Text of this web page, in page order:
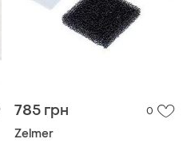
785 грн 0
Zelmer